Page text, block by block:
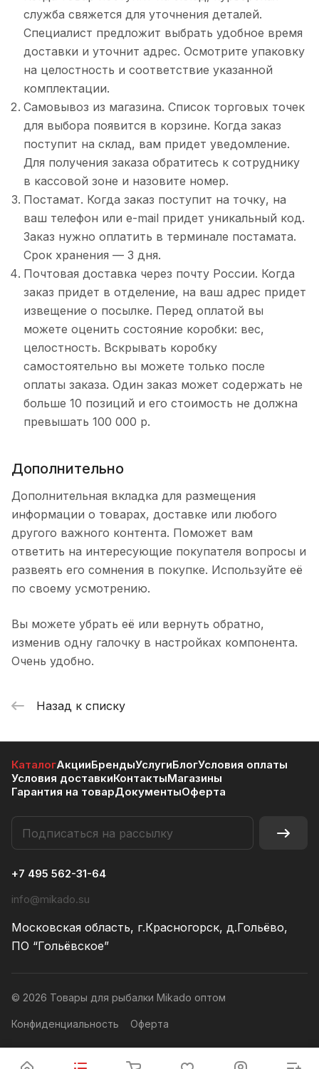
служба свяжется для уточнения деталей.
Специалист предложит выбрать удобное время
доставки и уточнит адрес. Осмотрите упаковку
на целостность и соответствие указанной
комплектации.
Самовывоз из магазина. Список торговых точек
для выбора появится в корзине. Когда заказ
поступит на склад, вам придет уведомление.
Для получения заказа обратитесь к сотруднику
в кассовой зоне и назовите номер.
Постамат. Когда заказ поступит на точку, на
ваш телефон или e-mail придет уникальный код.
Заказ нужно оплатить в терминале постамата.
Срок хранения — 3 дня.
Почтовая доставка через почту России. Когда
заказ придет в отделение, на ваш адрес придет
извещение о посылке. Перед оплатой вы
можете оценить состояние коробки: вес,
целостность. Вскрывать коробку
самостоятельно вы можете только после
оплаты заказа. Один заказ может содержать не
больше 10 позиций и его стоимость не должна
превышать 100 000 р.
Дополнительно
Дополнительная вкладка для размещения
информации о товарах, доставке или любого
другого важного контента. Поможет вам
ответить на интересующие покупателя вопросы и
развеять его сомнения в покупке. Используйте её
по своему усмотрению.
Вы можете убрать её или вернуть обратно,
изменив одну галочку в настройках компонента.
Очень удобно.
Назад к списку
КаталогАкцииБрендыУслугиБлогУсловия оплаты
Условия доставкиКонтактыМагазины
Гарантия на товарДокументыОферта
+7 495 562-31-64
info@mikado.su
Московская область, г.Красногорск, д.Гольёво,
ПО “Гольёвское”
© 2026 Товары для рыбалки Mikado оптом
Конфиденциальность Оферта